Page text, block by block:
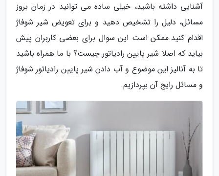
آشنایی داشته باشید، خیلی ساده می توانید در زمان بروز
مسائل، دلیل را تشخیص دهید و برای تعویض شیر شوفاژ
اقدام کنید.ممکن است این سوال برای بعضی کاربران پیش
بیاید که اصلا شیر پایین رادیاتور چیست؟ با ما همراه باشید
تا به آنالیز این موضوع و آب دادن شیر پایین رادیاتور شوفاژ
و مسائل رایج آن بپردازیم.